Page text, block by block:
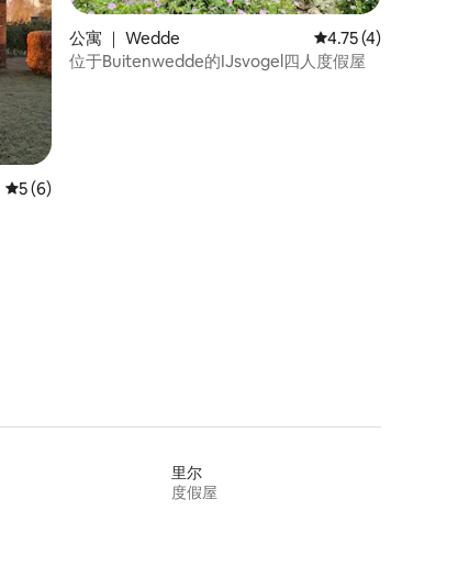
平均评分 5 分（满分 5 分），共 6 条评价
5 (6)
公寓 ｜ Wedde 平均评分 4.75 分（
4.75 (4)
位于Buitenwedde的IJsvogel四人度假屋
里尔
度假屋